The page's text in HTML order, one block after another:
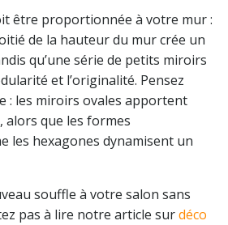
être proportionnée à votre mur :
de la hauteur du mur crée un
qu’une série de petits miroirs
et l’originalité. Pensez
: les miroirs ovales apportent
alors que les formes
les hexagones dynamisent un
souffle à votre salon sans
pas à lire notre article surdéco